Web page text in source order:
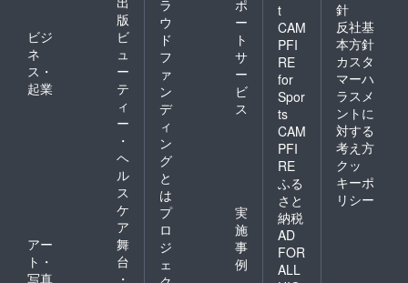
版
ビジ
ネ
ス・
起業
ビ
ュ
ー
テ
ィ
ー
・
ヘ
ル
ス
ケ
ア
アー
ト・
写真
舞
台
・
ラ
ウ
ド
フ
ァ
ン
デ
ィ
ン
グ
と
は
ポ
ー
ト
サ
ー
ビ
ス
プ
ロ
ジ
ェ
実
施
事
例
t
CAM
PFI
RE
for
Spor
ts
CAM
PFI
RE
ふる
さと
納税
AD
FOR
ALL
針
反社基
本方針
カスタ
マーハ
ラスメ
ントに
対する
考え方
クッ
キーポ
リシー